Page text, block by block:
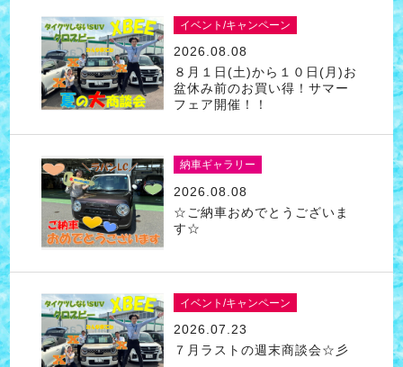
イベント/キャンペーン
2026.08.08
８月１日(土)から１０日(月)お
盆休み前のお買い得！サマー
フェア開催！！
納車ギャラリー
2026.08.08
☆ご納車おめでとうございま
す☆
イベント/キャンペーン
2026.07.23
７月ラストの週末商談会☆彡